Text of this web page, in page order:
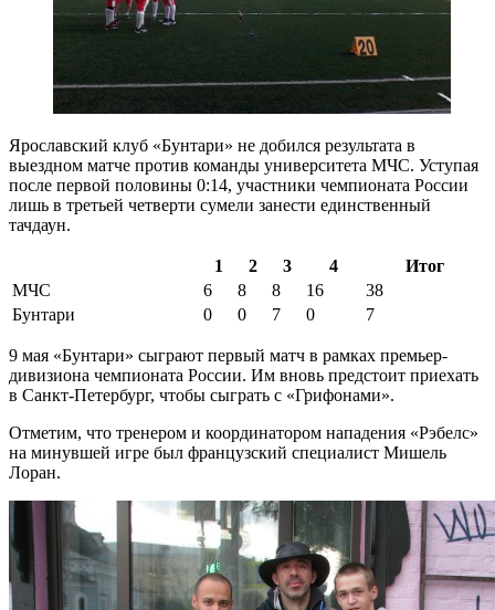
Ярославский клуб «Бунтари» не добился результата в
выездном матче против команды университета МЧС. Уступая
после первой половины 0:14, участники чемпионата России
лишь в третьей четверти сумели занести единственный
тачдаун.
1 2 3 4
Итог
МЧС
6 8 8 16
38
Бунтари
0 0 7 0 7
9 мая «Бунтари» сыграют первый матч в рамках премьер-
дивизиона чемпионата России. Им вновь предстоит приехать
в Санкт-Петербург, чтобы сыграть с «Грифонами».
Отметим, что тренером и координатором нападения «Рэбелс»
на минувшей игре был французский специалист Мишель
Лоран.